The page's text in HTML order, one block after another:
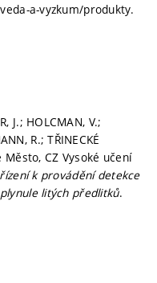
a-vyzkum/produkty.
J.; HOLCMAN, V.;
R.; TŘINECKÉ
Město, CZ Vysoké učení
k provádění detekce
litých předlitků.